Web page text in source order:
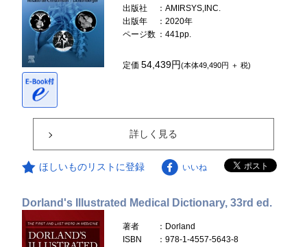
出版社
：AMIRSYS,INC.
出版年
：2020年
ページ数 ：441pp.
定価54,439円(本体49,490円 ＋ 税)
詳しく見る
ほしいものリストに登録 いいね
Dorland's Illustrated Medical Dictionary, 33rd ed.
著者
：Dorland
ISBN
：978-1-4557-5643-8